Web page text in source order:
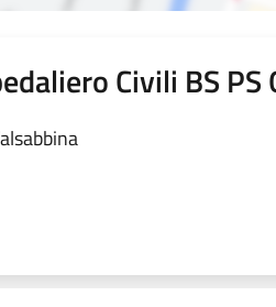
Civili BS PS